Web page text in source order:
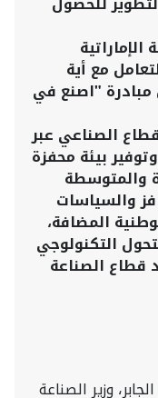
مع أية
مبادرة "اصنع في
الصناعي عبر
بيئة محفزة
والمتوسطة
والسياسات
المضافة،
وبرنامج التحول التكنولوجي
الصناعة
وزير الصناعة